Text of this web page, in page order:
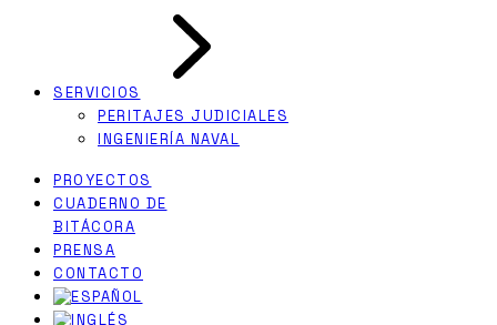
SERVICIOS
PERITAJES JUDICIALES
INGENIERÍA NAVAL
PROYECTOS
CUADERNO DE
BITÁCORA
PRENSA
CONTACTO